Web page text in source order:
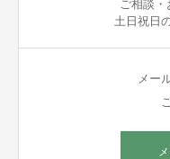
ご相談・
土日祝日
メー